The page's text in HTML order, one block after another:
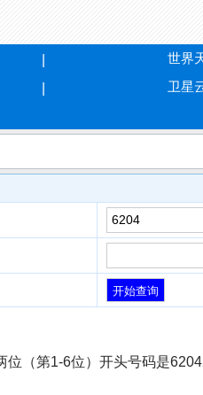
世界
卫星
位（第1-6位）开头号码是